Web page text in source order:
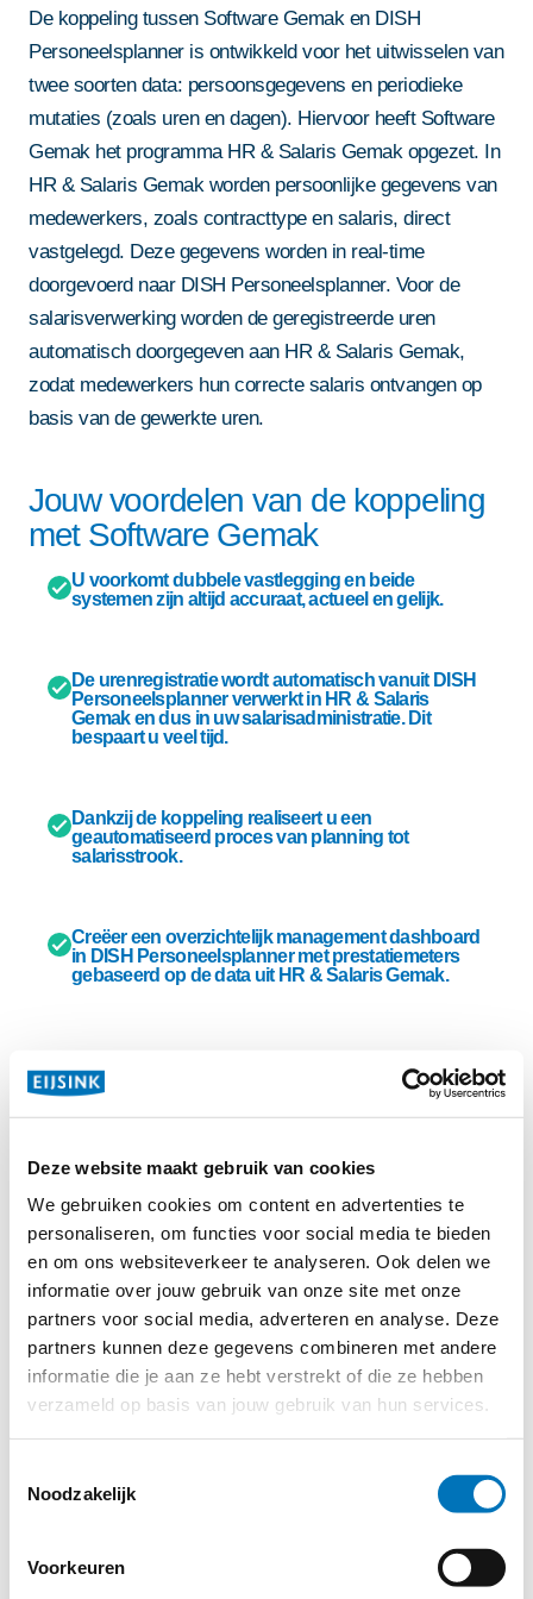
Deze website maakt gebruik van cookies
We gebruiken cookies om content en advertenties te
personaliseren, om functies voor social media te bieden
en om ons websiteverkeer te analyseren. Ook delen we
informatie over jouw gebruik van onze site met onze
partners voor social media, adverteren en analyse. Deze
partners kunnen deze gegevens combineren met andere
informatie die je aan ze hebt verstrekt of die ze hebben
verzameld op basis van jouw gebruik van hun services.
Noodzakelijk
Voorkeuren
servicevoorwaarden van Google zijn van
toepassing.
Projectbegeleiding van A tot Z
Niet alleen systemen, maar ook begeleiding. Van start tot
groei: met vaste contactpersoon en persoonlijke support
blijft alles draaien.
Betrouwbaar en altijd dichtbij
op ons bouwen. Vandaag, morgen en in de toekomst.
Door dit formulier in te dienen ga je
akkoord met onze privacy statement
Deze site wordt beschermd door
reCAPTCHA; het privacybeleid en de
servicevoorwaarden
servicevoorwaarden van Google zijn van
toepassing.
Deze site wordt beschermd door
reCAPTCHA; het privacybeleid en de
servicevoorwaarden van Google zijn van
toepassing.
servicevoorwaarden van Google zijn van
toepassing.
servicevoorwaarden van Google zijn van
toepassing.
De koppeling tussen Software Gemak en DISH
Personeelsplanner is ontwikkeld voor het uitwisselen van
twee soorten data: persoonsgegevens en periodieke
mutaties (zoals uren en dagen). Hiervoor heeft Software
Gemak het programma HR & Salaris Gemak opgezet. In
HR & Salaris Gemak worden persoonlijke gegevens van
medewerkers, zoals contracttype en salaris, direct
vastgelegd. Deze gegevens worden in real-time
doorgevoerd naar DISH Personeelsplanner. Voor de
salarisverwerking worden de geregistreerde uren
automatisch doorgegeven aan HR & Salaris Gemak,
zodat medewerkers hun correcte salaris ontvangen op
basis van de gewerkte uren.
Jouw voordelen van de koppeling
met Software Gemak
U voorkomt dubbele vastlegging en beide
systemen zijn altijd accuraat, actueel en gelijk.
De urenregistratie wordt automatisch vanuit DISH
Personeelsplanner verwerkt in HR & Salaris
Gemak en dus in uw salarisadministratie. Dit
bespaart u veel tijd.
Dankzij de koppeling realiseert u een
geautomatiseerd proces van planning tot
salarisstrook.
Creëer een overzichtelijk management dashboard
in DISH Personeelsplanner met prestatiemeters
gebaseerd op de data uit HR & Salaris Gemak.
Over Software Gemak